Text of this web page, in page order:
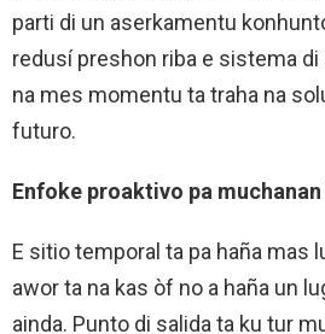
parti di un aserkamentu
redusí preshon riba e sistema
na mes momentu ta traha na
futuro.
Enfoke proaktivo pa
E sitio temporal ta pa haña mas
awor ta na kas òf no a haña un
ainda. Punto di salida ta ku tur